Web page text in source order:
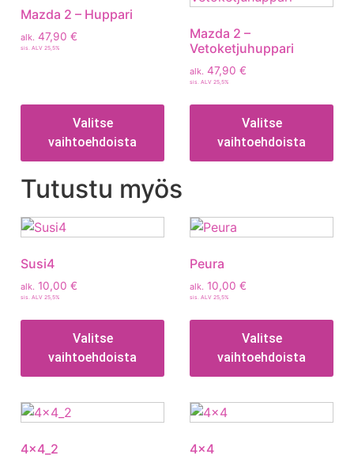
Mazda 2 – Huppari
alk. 47,90 €
sis. ALV 25,5%
Valitse
vaihtoehdoista
Mazda 2 –
Vetoketjuhuppari
alk. 47,90 €
sis. ALV 25,5%
Valitse
vaihtoehdoista
Tutustu myös
Susi4
alk. 10,00 €
sis. ALV 25,5%
Valitse
vaihtoehdoista
Peura
alk. 10,00 €
sis. ALV 25,5%
Valitse
vaihtoehdoista
4x4_2 4×4